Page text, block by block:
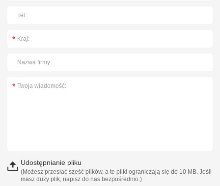
Udostępnianie pliku
(Możesz przesłać sześć plików, a te pliki ograniczają się do 10 MB. Jeśli
masz duży plik, napisz do nas bezpośrednio.)